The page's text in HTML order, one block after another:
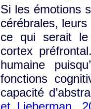
Si les émotions
cérébrales,
ce qui serait le
cortex
humaine
fonctions
capacité
et Lieberman,